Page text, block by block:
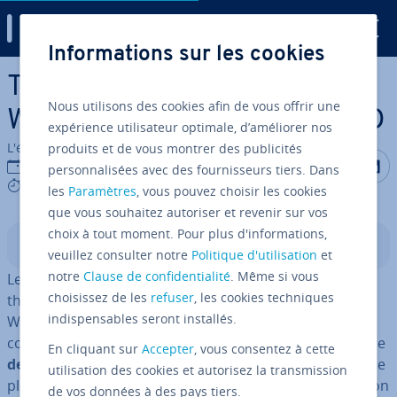
Aller au contenu principal
Thesis : le framework
WordPress aux fonctions SEO
L'équipe édi­to­riale IONOS
27/05/2019
8 mins
Partager
Le nombre de thèmes WordPress est énorme : ces
thèmes per­met­tent de faciliter la réa­li­sa­tion de projets
Web variés pour le célèbre système de gestion de
contenu et se dif­fé­ren­cient prin­ci­pa­le­ment en termes de
design, fonc­tion­na­li­tés et prix. Les fra­me­workssont de
plus en plus utilisés depuis la version 3.0 et l’in­tro­duc­tion
Informations sur les cookies
Nous utilisons des cookies afin de vous offrir une
expérience utilisateur optimale, d’améliorer nos
produits et de vous montrer des publicités
personnalisées avec des fournisseurs tiers. Dans
les Paramètres, vous pouvez choisir les cookies
que vous souhaitez autoriser et revenir sur vos
choix à tout moment. Pour plus d'informations,
veuillez consulter notre Politique d'utilisation et
notreClause de confidentialité. Même si vous
choisissez de les refuser, les cookies techniques
indispensables seront installés.
En cliquant surAccepter, vous consentez à cette
utilisation des cookies et autorisez la transmission
de vos données à des pays tiers.